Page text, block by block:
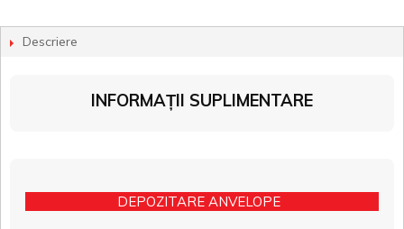
Descriere
INFORMAȚII SUPLIMENTARE
DEPOZITARE ANVELOPE